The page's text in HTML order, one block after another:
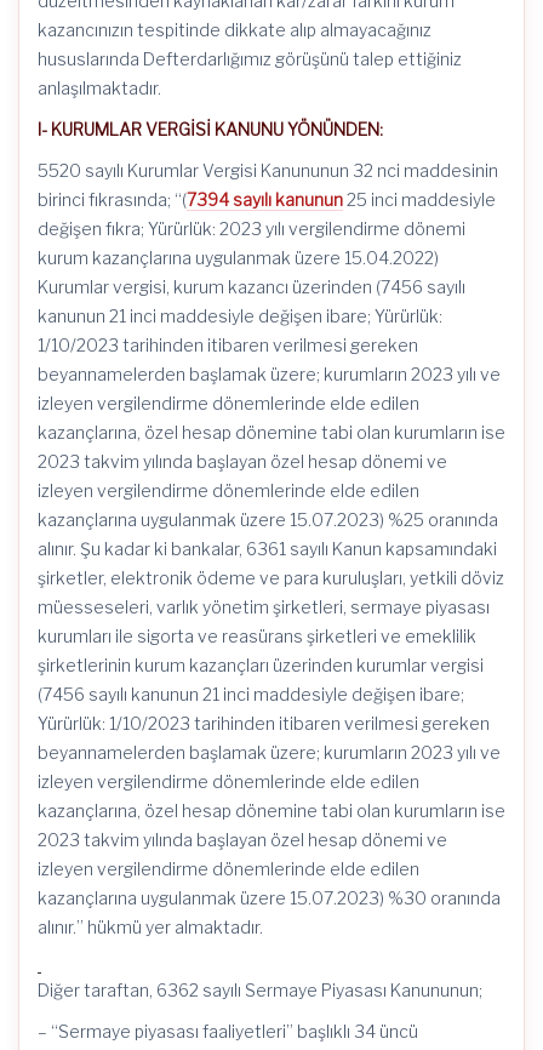
kazancınızın tespitinde dikkate alıp almayacağınız
hususlarında Defterdarlığımız görüşünü talep ettiğiniz
anlaşılmaktadır.
I- KURUMLAR VERGİSİ KANUNU YÖNÜNDEN:
5520 sayılı Kurumlar Vergisi Kanununun 32 nci maddesinin
birinci fıkrasında; “(7394 sayılı kanunun25 inci maddesiyle
değişen fıkra; Yürürlük: 2023 yılı vergilendirme dönemi
kurum kazançlarına uygulanmak üzere 15.04.2022)
Kurumlar vergisi, kurum kazancı üzerinden (7456 sayılı
kanunun 21 inci maddesiyle değişen ibare; Yürürlük:
1/10/2023 tarihinden itibaren verilmesi gereken
beyannamelerden başlamak üzere; kurumların 2023 yılı ve
izleyen vergilendirme dönemlerinde elde edilen
kazançlarına, özel hesap dönemine tabi olan kurumların ise
2023 takvim yılında başlayan özel hesap dönemi ve
izleyen vergilendirme dönemlerinde elde edilen
kazançlarına uygulanmak üzere 15.07.2023) %25 oranında
alınır. Şu kadar ki bankalar, 6361 sayılı Kanun kapsamındaki
şirketler, elektronik ödeme ve para kuruluşları, yetkili döviz
müesseseleri, varlık yönetim şirketleri, sermaye piyasası
kurumları ile sigorta ve reasürans şirketleri ve emeklilik
şirketlerinin kurum kazançları üzerinden kurumlar vergisi
(7456 sayılı kanunun 21 inci maddesiyle değişen ibare;
Yürürlük: 1/10/2023 tarihinden itibaren verilmesi gereken
beyannamelerden başlamak üzere; kurumların 2023 yılı ve
izleyen vergilendirme dönemlerinde elde edilen
kazançlarına, özel hesap dönemine tabi olan kurumların ise
2023 takvim yılında başlayan özel hesap dönemi ve
izleyen vergilendirme dönemlerinde elde edilen
kazançlarına uygulanmak üzere 15.07.2023) %30 oranında
alınır.” hükmü yer almaktadır.
Diğer taraftan, 6362 sayılı Sermaye Piyasası Kanununun;
– “Sermaye piyasası faaliyetleri” başlıklı 34 üncü